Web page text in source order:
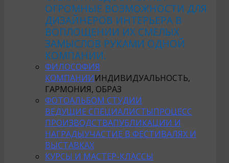
ОГРОМНЫЕ ВОЗМОЖНОСТИ ДЛЯ
ДИЗАЙНЕРОВ ИНТЕРЬЕРА В
ВОПЛОЩЕНИИ ИХ СМЕЛЫХ
ЗАМЫСЛОВ РУКАМИ ОДНОЙ
КОМПАНИИ.
ФИЛОСОФИЯ
КОМПАНИИИНДИВИДУАЛЬНОСТЬ,
ГАРМОНИЯ, ОБРАЗ
ФОТОАЛЬБОМ СТУДИИ
ВЕДУЩИЕ СПЕЦИАЛИСТЫПРОЦЕСС
ПРОИЗВОДСТВАПУБЛИКАЦИИ И
НАГРАДЫУЧАСТИЕ В ФЕСТИВАЛЯХ И
ВЫСТАВКАХ
КУРСЫ И МАСТЕР-КЛАССЫ